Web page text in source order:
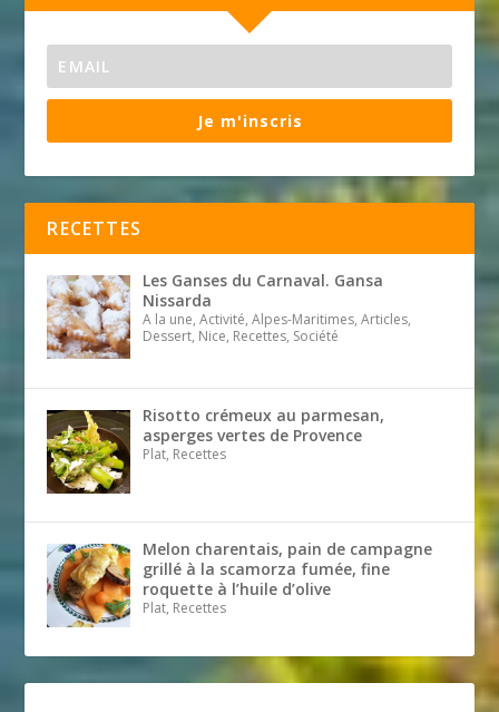
Je m'inscris
RECETTES
Les Ganses du Carnaval. Gansa
Nissarda
A la une, Activité, Alpes-Maritimes, Articles,
Dessert, Nice, Recettes, Société
Risotto crémeux au parmesan,
asperges vertes de Provence
Plat, Recettes
Melon charentais, pain de campagne
grillé à la scamorza fumée, fine
roquette à l’huile d’olive
Plat, Recettes